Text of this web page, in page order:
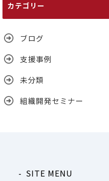
カテゴリー
ブログ
支援事例
未分類
組織開発セミナー
SITE MENU